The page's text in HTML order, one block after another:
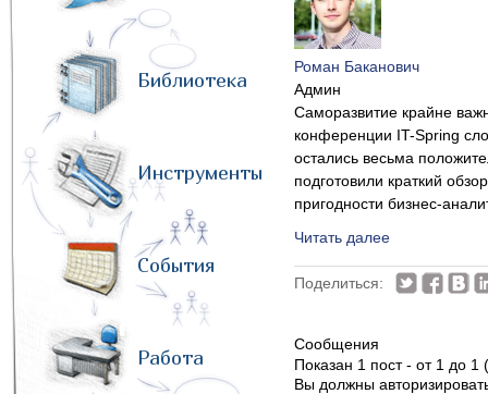
Библиотека
Инструменты
События
Работа
Роман Баканович
Админ
Саморазвитие крайне
конференции IT-Spring
остались весьма
подготовили краткий
пригодности бизнес-
Читать далее
Поделиться:
Сообщения
Показан 1 пост - от 1 до 1
Вы должны